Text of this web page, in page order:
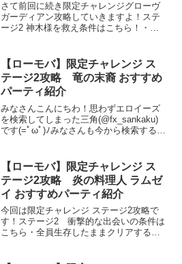
さて前回に続き限定チャレンジグローヴ
ガーディアン攻略していきますよ！ステ
ージ2 神木様を救え条件はこちら！・ヒ
る・土の守護神を必ず配置する・グラサ
イトを必ず配置する・制限されたヒーロ
ーを使ってクリアする
【ローモバ】限定チャレンジ ス
テージ2攻略 竜の末裔 おすすめ
パーティ紹介
みなさんこんにちわ！思わずエロイーズ
を検索してしまった三角(@fx_sankaku)
です(=ﾟωﾟ)ﾉみなさんも今から検索するっ
【ローモバ】限定チャレンジ ス
テージ2攻略 炎の料理人 ラムゼ
イ おすすめパーティ紹介
今回は限定チャレンジ ステージ2攻略で
す！ステージ2 衝撃的な出会いの条件は
こちら・全員生存したままクリアする・